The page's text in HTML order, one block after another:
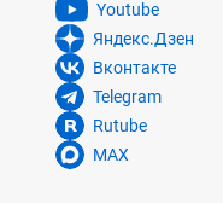
Youtube
Яндекс.Дзен
Вконтакте
Telegram
Rutube
MAX